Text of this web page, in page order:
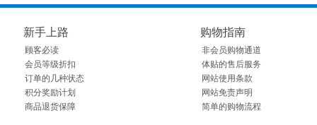
新手上路
顾客必读
会员等级折扣
订单的几种状态
积分奖励计划
商品退货保障
购物指南
非会员购物通道
体贴的售后服务
网站使用条款
网站免责声明
简单的购物流程